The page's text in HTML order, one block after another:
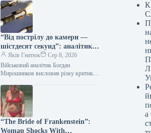
“Від пострілу до камери —
шістдесят секунд”: аналітик
оборонної сфери попередив
про смертельну загрозу
документування влучень
Яків Гнатюк
Сер 8, 2026
Військовий аналітик Богдан
Мирошников висловив різку критику
російських ракетних ударів у мережі
одразу після атак.…
“The Bride of Frankenstein”:
Woman Shocks With
Л
а